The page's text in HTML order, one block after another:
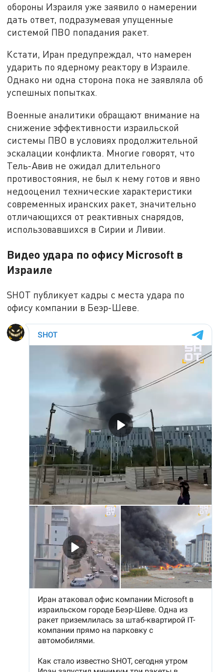
обороны Израиля уже заявило о намерении
дать ответ, подразумевая упущенные
системой ПВО попадания ракет.
Кстати, Иран предупреждал, что намерен
ударить по ядерному реактору в Израиле.
Однако ни одна сторона пока не заявляла об
успешных попытках.
Военные аналитики обращают внимание на
снижение эффективности израильской
системы ПВО в условиях продолжительной
эскалации конфликта. Многие говорят, что
Тель-Авив не ожидал длительного
противостояния, не был к нему готов и явно
недооценил технические характеристики
современных иранских ракет, значительно
отличающихся от реактивных снарядов,
использовавшихся в Сирии и Ливии.
Видео удара по офису Microsoft в
Израиле
SHOT публикует кадры с места удара по
офису компании в Беэр-Шеве.